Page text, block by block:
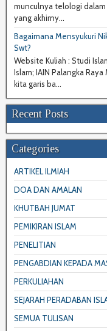
munculnya telologi
yang akhirny...
Bagaimana Mensyukuri
Swt?
Website Kuliah : Studi
Islam; IAIN Palangka
kita garis ba...
Recent Posts
Categories
ARTIKEL ILMIAH
DOA DAN AMALAN
KHUTBAH JUMAT
PEMIKIRAN ISLAM
PENELITIAN
PENGABDIAN KEPADA
PERKULIAHAN
SEJARAH PERADABAN
SEMUA TULISAN